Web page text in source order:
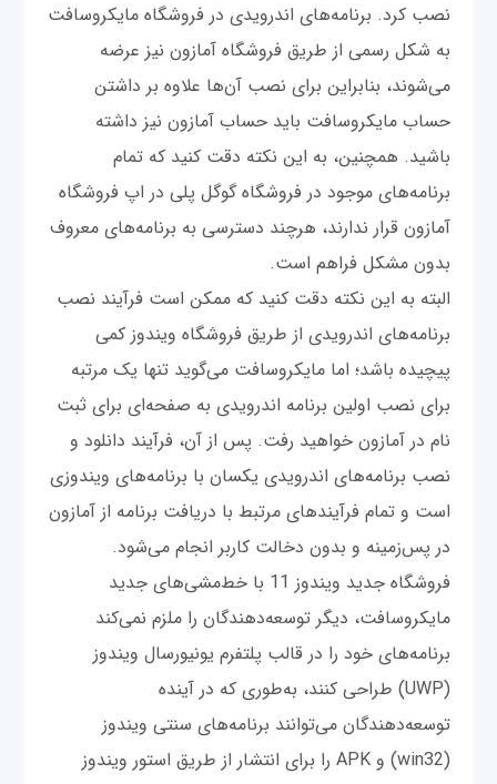
نصب کرد. برنامه‌های اندرویدی در فروشگاه مایکروسافت
به شکل رسمی از طریق فروشگاه آمازون نیز عرضه
می‌شوند، بنابراین برای نصب آن‌ها علاوه ‌بر داشتن
حساب مایکروسافت باید حساب آمازون نیز داشته
باشید. همچنین، به این نکته دقت کنید که تمام
برنامه‌های موجود در فروشگاه گوگل پلی در اپ فروشگاه
آمازون قرار ندارند، هرچند دسترسی به برنامه‌های معروف
بدون مشکل فراهم است.
البته به این نکته دقت کنید که ممکن است فرآیند نصب
برنامه‌های اندرویدی از طریق فروشگاه ویندوز کمی
پیچیده باشد؛ اما مایکروسافت می‌گوید تنها یک‌ مرتبه
برای نصب اولین برنامه اندرویدی به صفحه‌ای برای ثبت
نام در آمازون خواهید رفت. پس‌ از ‌آن‌، فرآیند دانلود و
نصب برنامه‌های اندرویدی یکسان با برنامه‌های ویندوزی
است و تمام فرآیندهای مرتبط با دریافت برنامه از آمازون
در پس‌زمینه و بدون دخالت کاربر انجام می‌شود.
فروشگاه جدید ویندوز ‍11 با خط‌مشی‌های جدید
مایکروسافت، دیگر توسعه‌دهندگان را ملزم نمی‌کند
برنامه‌های خود را در قالب پلتفرم یونیورسال ویندوز
(UWP) طراحی کنند، به‌طوری که در آینده
توسعه‌دهندگان می‌توانند برنامه‌های سنتی ویندوز
(win32) و APK را برای انتشار از طریق استور ویندوز